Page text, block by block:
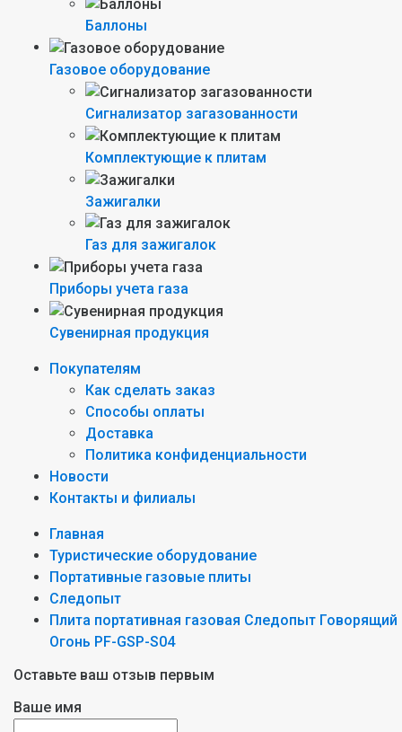
Баллоны
Газовое оборудование
Сигнализатор загазованности
Комплектующие к плитам
Зажигалки
Газ для зажигалок
Приборы учета газа
Сувенирная продукция
Покупателям
Как сделать заказ
Способы оплаты
Доставка
Политика конфиденциальности
Новости
Контакты и филиалы
Главная
Туристические оборудование
Портативные газовые плиты
Следопыт
Плита портативная газовая Следопыт Говорящий
Огонь PF-GSP-S04
Оставьте ваш отзыв первым
Ваше имя